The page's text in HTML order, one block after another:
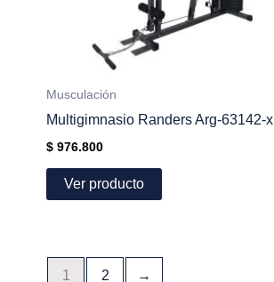
Musculación
Multigimnasio Randers Arg-63142-x
$ 976.800
Ver producto
1 2 →